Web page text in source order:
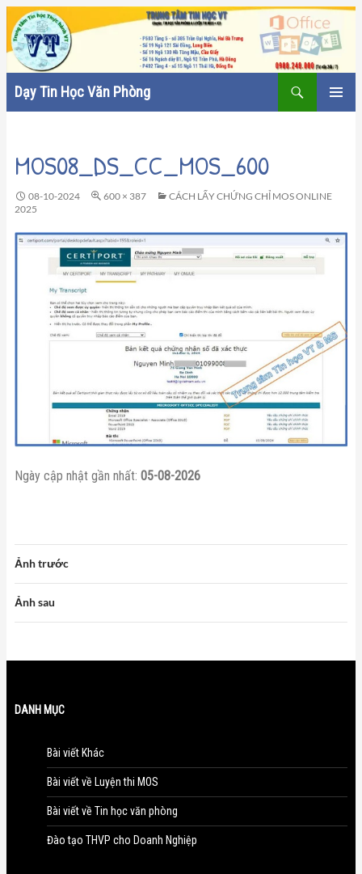
Dạy Tin Học Văn Phòng
kiếm
DUNG
MOS08_DS_CC_MOS_600
08-10-2024 600 × 387
CÁCH LẤY CHỨNG CHỈ MOS ONLINE
2025
Ngày cập nhật gần nhất: 05-08-2026
Ảnh trước
Ảnh sau
DANH MỤC
Bài viết Khác
Bài viết về Luyện thi MOS
Bài viết về Tin học văn phòng
Đào tạo THVP cho Doanh Nghiệp